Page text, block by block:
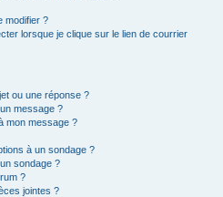
modifier ?
lorsque je clique sur le lien de courrier
ou une réponse ?
message ?
mon message ?
à un sondage ?
sondage ?
?
jointes ?